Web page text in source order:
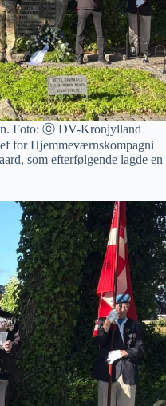
Foto: ⓒ DV-Kronjylland
for Hjemmeværnskompagni
som efterfølgende lagde en